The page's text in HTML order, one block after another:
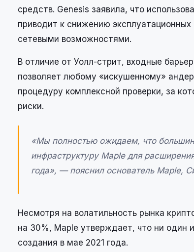
средств. Genesis заявила, что
приводит к снижению
сетевыми возможностями.
В отличие от Уолл-стрит, входные
позволяет любому «искушенному»
процедуру комплексной проверки, за
риски.
«Мы полностью ожидаем, что
инфраструктуру Maple для
года», — пояснил основатель Maple,
Несмотря на волатильность рынка
на 30%, Maple утверждает, что ни один
создания в мае 2021 года.